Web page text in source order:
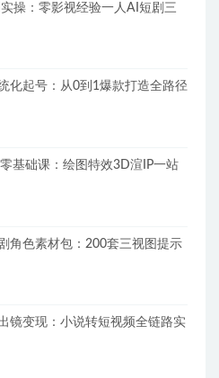
实操：零影视经验一人AI短剧三
化起号：从0到1爆款打造全路径
零基础课：绘图特效3D渲IP一站
角色素材包：200套三视图提示
镜变现：小说转短视频全链路实